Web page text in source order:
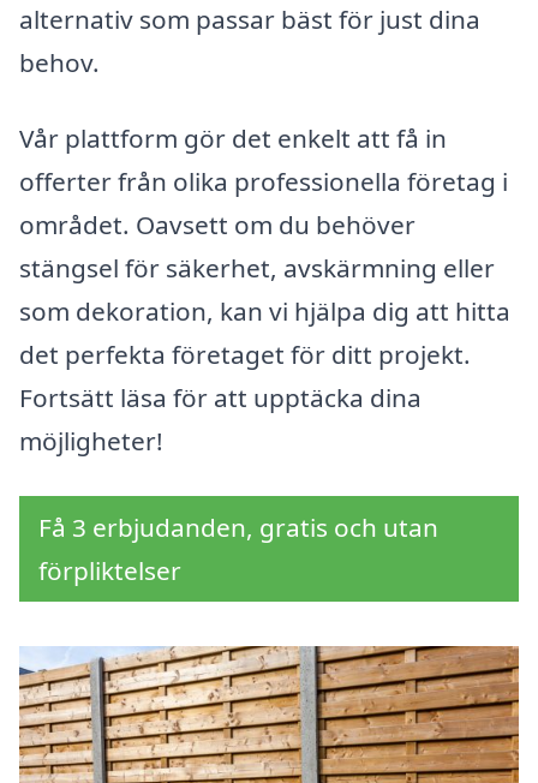
alternativ som passar bäst för just dina
behov.
Vår plattform gör det enkelt att få in
offerter från olika professionella företag i
området. Oavsett om du behöver
stängsel för säkerhet, avskärmning eller
som dekoration, kan vi hjälpa dig att hitta
det perfekta företaget för ditt projekt.
Fortsätt läsa för att upptäcka dina
möjligheter!
Få 3 erbjudanden, gratis och utan
förpliktelser